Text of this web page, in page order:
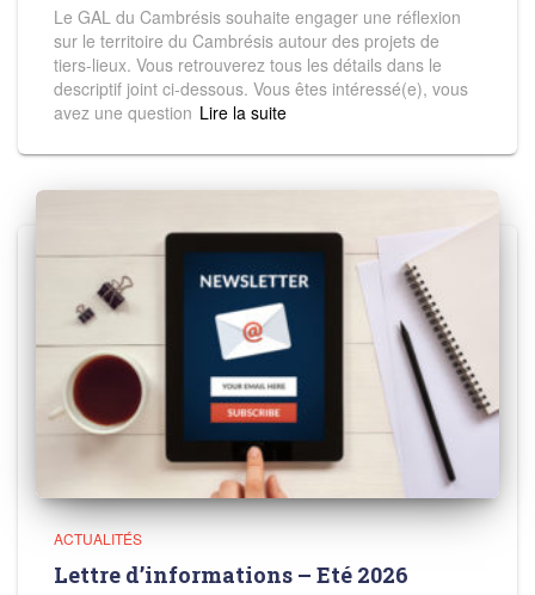
Le GAL du Cambrésis souhaite engager une réflexion
sur le territoire du Cambrésis autour des projets de
tiers-lieux. Vous retrouverez tous les détails dans le
descriptif joint ci-dessous. Vous êtes intéressé(e), vous
avez une question Read more
ACTUALITÉS
Lettre d’informations – Eté 2026